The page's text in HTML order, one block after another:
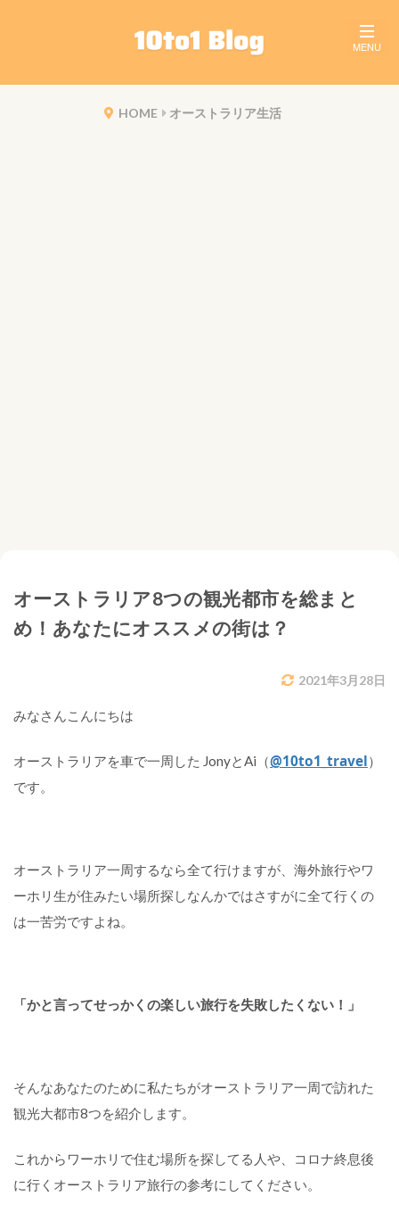
HOME オーストラリア生活
オーストラリア8つの観光都市を総まと
め！あなたにオススメの街は？
2021年3月28日
みなさんこんにちは
オーストラリアを車で一周した JonyとAi（@10to1_travel）
です。
オーストラリア一周するなら全て行けますが、海外旅行やワ
ーホリ生が住みたい場所探しなんかではさすがに全て行くの
は一苦労ですよね。
「かと言ってせっかくの楽しい旅行を失敗したくない！」
そんなあなたのために私たちがオーストラリア一周で訪れた
観光大都市8つを紹介します。
これからワーホリで住む場所を探してる人や、コロナ終息後
に行くオーストラリア旅行の参考にしてください。